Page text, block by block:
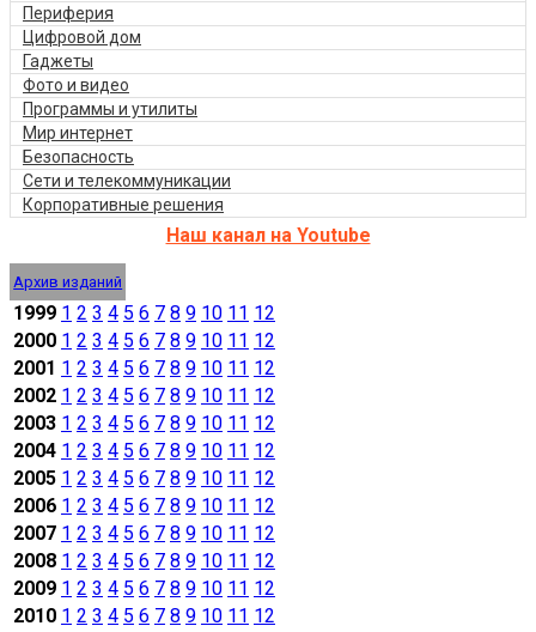
Периферия
Цифровой дом
Гаджеты
Фото и видео
Программы и утилиты
Мир интернет
Безопасность
Сети и телекоммуникации
Корпоративные решения
Наш канал на Youtube
Архив изданий
1999 1 2 3 4 5 6 7 8 9 10 11 12
2000 1 2 3 4 5 6 7 8 9 10 11 12
2001 1 2 3 4 5 6 7 8 9 10 11 12
2002 1 2 3 4 5 6 7 8 9 10 11 12
2003 1 2 3 4 5 6 7 8 9 10 11 12
2004 1 2 3 4 5 6 7 8 9 10 11 12
2005 1 2 3 4 5 6 7 8 9 10 11 12
2006 1 2 3 4 5 6 7 8 9 10 11 12
2007 1 2 3 4 5 6 7 8 9 10 11 12
2008 1 2 3 4 5 6 7 8 9 10 11 12
2009 1 2 3 4 5 6 7 8 9 10 11 12
2010 1 2 3 4 5 6 7 8 9 10 11 12